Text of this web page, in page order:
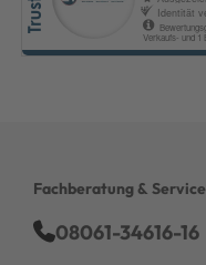
Fachberatung & Service
08061-34616-16